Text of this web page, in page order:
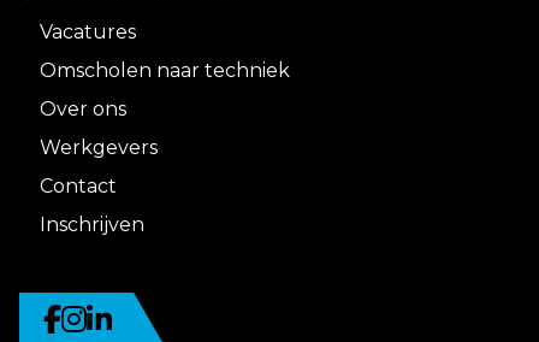
Vacatures
Omscholen naar techniek
Over ons
Werkgevers
Contact
Inschrijven